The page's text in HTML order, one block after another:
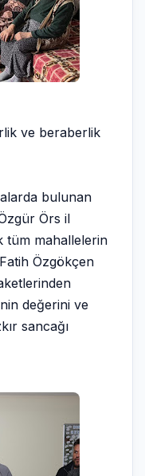
ve beraberlik
bulunan
Örs il
tüm mahallelerin
Özgökçen
değerini ve
sancağı